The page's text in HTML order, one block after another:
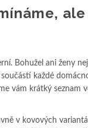
Bohužel ani ženy
každé
vám krátký seznam
v kovových